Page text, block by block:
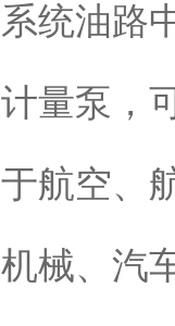
系统油路
计量泵，
于航空、
机械、汽